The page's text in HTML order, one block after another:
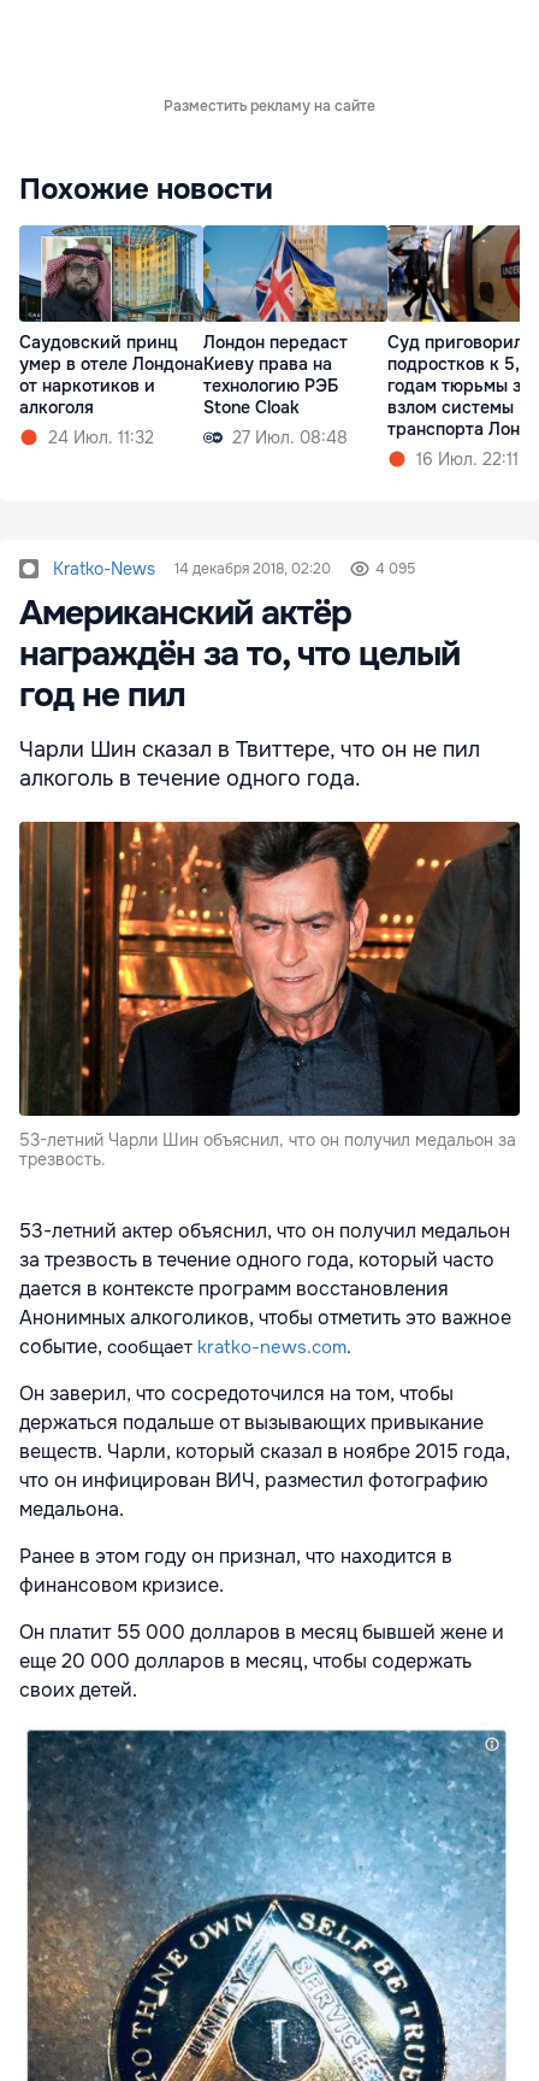
Разместить рекламу на сайте
Похожие новости
Саудовский принц
умер в отеле Лондона
от наркотиков и
алкоголя
24 Июл. 11:32
Лондон передаст
Киеву права на
технологию РЭБ
Stone Cloak
27 Июл. 08:48
Суд приговорил
подростков к 5,5
годам тюрьмы за
взлом системы
транспорта
16 Июл. 22:11
Kratko-News 14 декабря 2018, 02:20 4 095
Американский актёр
награждён за то, что целый
год не пил
Чарли Шин сказал в Твиттере, что он не пил
алкоголь в течение одного года.
53-летний Чарли Шин объяснил, что он получил медальон за
трезвость.
53-летний актер объяснил, что он получил медальон
за трезвость в течение одного года, который часто
дается в контексте программ восстановления
Анонимных алкоголиков, чтобы отметить это важное
событие, сообщает kratko-news.com.
Он заверил, что сосредоточился на том, чтобы
держаться подальше от вызывающих привыкание
веществ. Чарли, который сказал в ноябре 2015 года,
что он инфицирован ВИЧ, разместил фотографию
медальона.
Ранее в этом году он признал, что находится в
финансовом кризисе.
Он платит 55 000 долларов в месяц бывшей жене и
еще 20 000 долларов в месяц, чтобы содержать
своих детей.